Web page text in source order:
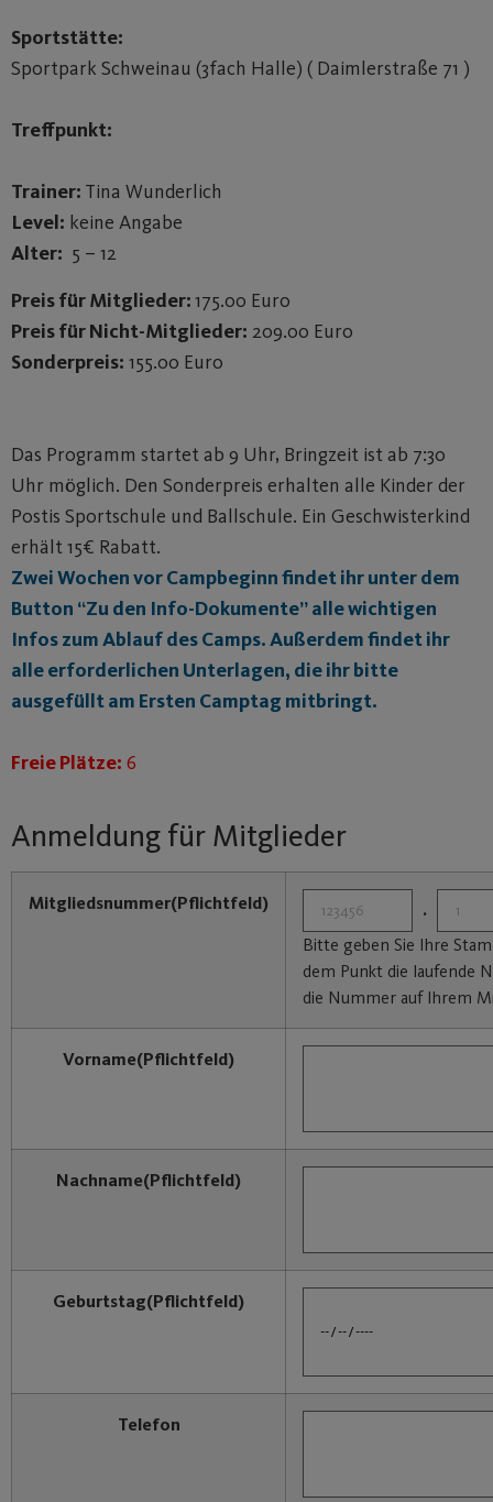
Sportstätte:
Sportpark Schweinau (3fach Halle) ( Daimlerstraße 71 )
Treffpunkt:
Trainer: Tina Wunderlich
Level: keine Angabe
Alter: 5 – 12
Preis für Mitglieder:175.00 Euro
Preis für Nicht-Mitglieder: 209.00 Euro
Sonderpreis: 155.00 Euro
Das Programm startet ab 9 Uhr, Bringzeit ist ab 7:30
Uhr möglich. Den Sonderpreis erhalten alle Kinder der
Postis Sportschule und Ballschule. Ein Geschwisterkind
erhält 15€ Rabatt.
Zwei Wochen vor Campbeginn findet ihr unter dem
Button “Zu den Info-Dokumente” alle wichtigen
Infos zum Ablauf des Camps. Außerdem findet ihr
alle erforderlichen Unterlagen, die ihr bitte
ausgefüllt am Ersten Camptag mitbringt.
Freie Plätze: 6
Anmeldung für Mitglieder
Mitgliedsnummer(Pflichtfeld)
.
Bitte geben Sie Ihre
dem Punkt die laufende
die Nummer auf Ihrem
Vorname(Pflichtfeld)
Nachname(Pflichtfeld)
Geburtstag(Pflichtfeld)
Telefon